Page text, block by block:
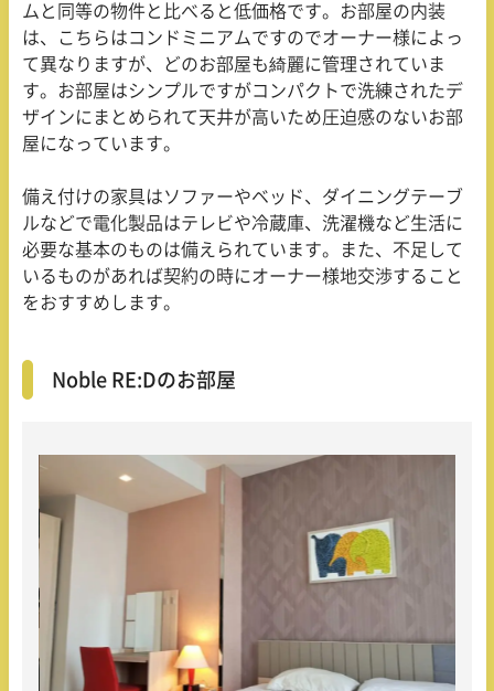
ムと同等の物件と比べると低価格です。お部屋の内装
は、こちらはコンドミニアムですのでオーナー様によっ
て異なりますが、どのお部屋も綺麗に管理されていま
す。お部屋はシンプルですがコンパクトで洗練されたデ
ザインにまとめられて天井が高いため圧迫感のないお部
屋になっています。
備え付けの家具はソファーやベッド、ダイニングテーブ
ルなどで電化製品はテレビや冷蔵庫、洗濯機など生活に
必要な基本のものは備えられています。また、不足して
いるものがあれば契約の時にオーナー様地交渉すること
をおすすめします。
Noble RE:Dのお部屋